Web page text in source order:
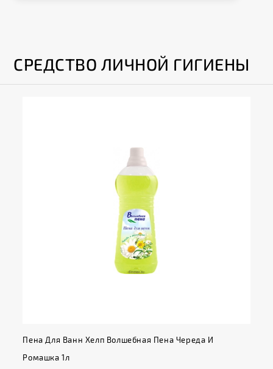
СРЕДСТВО ЛИЧНОЙ ГИГИЕНЫ
Пена Для Ванн Хелп Волшебная Пена Череда И
Ромашка 1л